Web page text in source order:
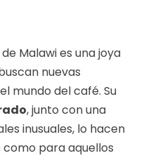
Malawi es una joya
nuevas
mundo del café. Su
, junto con una
inusuales, lo hacen
para aquellos